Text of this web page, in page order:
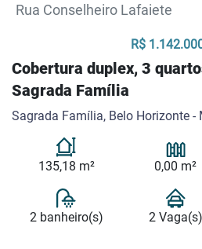
Rua Conselheiro Lafaiete
R$
Cobertura duplex, 3
Sagrada Família
Sagrada Família, Belo Horizonte -
135,18 m² 0,00 m²
2 banheiro(s) 2 Vaga(s)